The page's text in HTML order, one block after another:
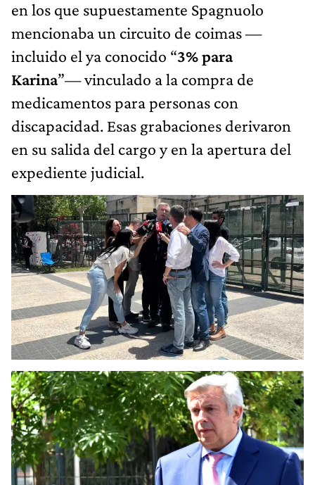
en los que supuestamente Spagnuolo
mencionaba un circuito de coimas —
incluido el ya conocido “3% para
Karina”— vinculado a la compra de
medicamentos para personas con
discapacidad. Esas grabaciones derivaron
en su salida del cargo y en la apertura del
expediente judicial.